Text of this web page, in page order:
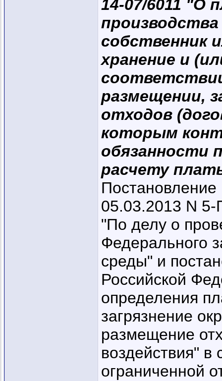
14-07/6011 "О
собственник
хранение и
размещении,
отходов
которым
обязанности
расчету
05.03.2013 N 5-
"По делу о
Федерального
среды" и
Российской
определения
загрязнение
размещение
воздействия" в
ограниченной